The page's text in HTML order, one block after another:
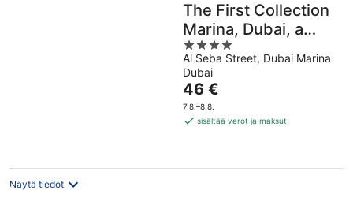
The First Collection
Marina, Dubai, a
Tribute Portfolio
Hotel
4
out
of
5
Al Seba Street, Dubai Marina
Dubai
Hinta
on
46 €
46 €
7.8.–8.8.
sisältää verot ja maksut
Näytä tiedot